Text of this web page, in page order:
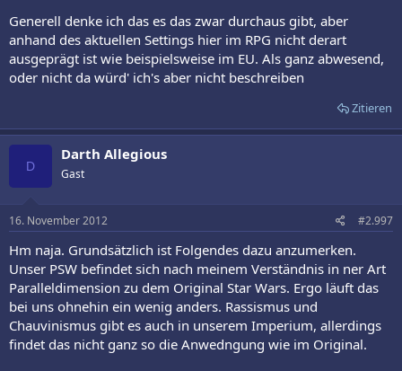
Generell denke ich das es das zwar durchaus gibt, aber
anhand des aktuellen Settings hier im RPG nicht derart
ausgeprägt ist wie beispielsweise im EU. Als ganz abwesend,
oder nicht da würd' ich's aber nicht beschreiben
Zitieren
D
Darth Allegious
Gast
16. November 2012 #2.997
Hm naja. Grundsätzlich ist Folgendes dazu anzumerken.
Unser PSW befindet sich nach meinem Verständnis in ner Art
Paralleldimension zu dem Original Star Wars. Ergo läuft das
bei uns ohnehin ein wenig anders. Rassismus und
Chauvinismus gibt es auch in unserem Imperium, allerdings
findet das nicht ganz so die Anwedngung wie im Original.